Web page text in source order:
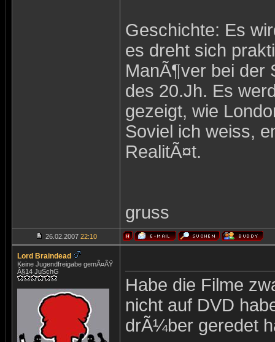
Geschichte: Es
es dreht sich
ManÃ¶ver bei der
des 20.Jh. Es
gezeigt, wie
Soviel ich weiss,
RealitÃ¤t.
gruss
26.02.2007 22:10
Lord Braindead
Keine Jugendfreigabe gemÃ¤ÃŸ
Â§14 JuSchG
Habe die Filme
nicht auf DVD
drÃ¼ber geredet